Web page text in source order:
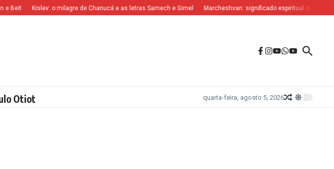
Beit Kislev: o milagre de Chanucá e as letras Samech e Gimel Marcheshvan: significado espiritual das letras
Otiot quarta-feira, agosto 5, 2026